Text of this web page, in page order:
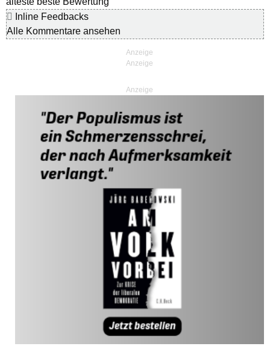
Inline Feedbacks
Alle Kommentare ansehen
Anzeige